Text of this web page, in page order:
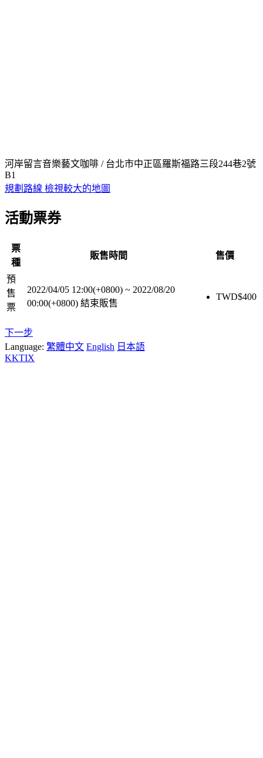
河岸留言音樂藝文咖啡 / 台北市中正區羅斯福路三段244巷2號
B1
規劃路線 檢視較大的地圖
活動票券
票
種
販售時間 售價
預
售
票
2022/04/05 12:00(+0800) ~ 2022/08/20
00:00(+0800) 結束販售
TWD$400
下一步
Language: 繁體中文 English 日本語
KKTIX